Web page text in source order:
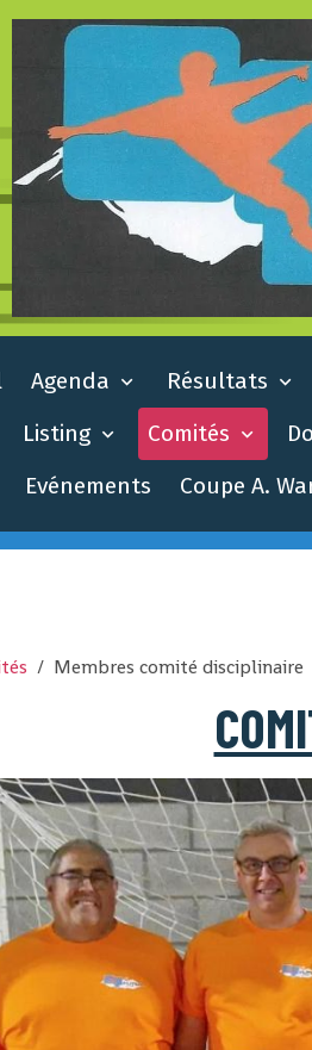
Agenda Résultats
Listing Comités
Evénements
Coupe A.
Membres comité disciplinaire